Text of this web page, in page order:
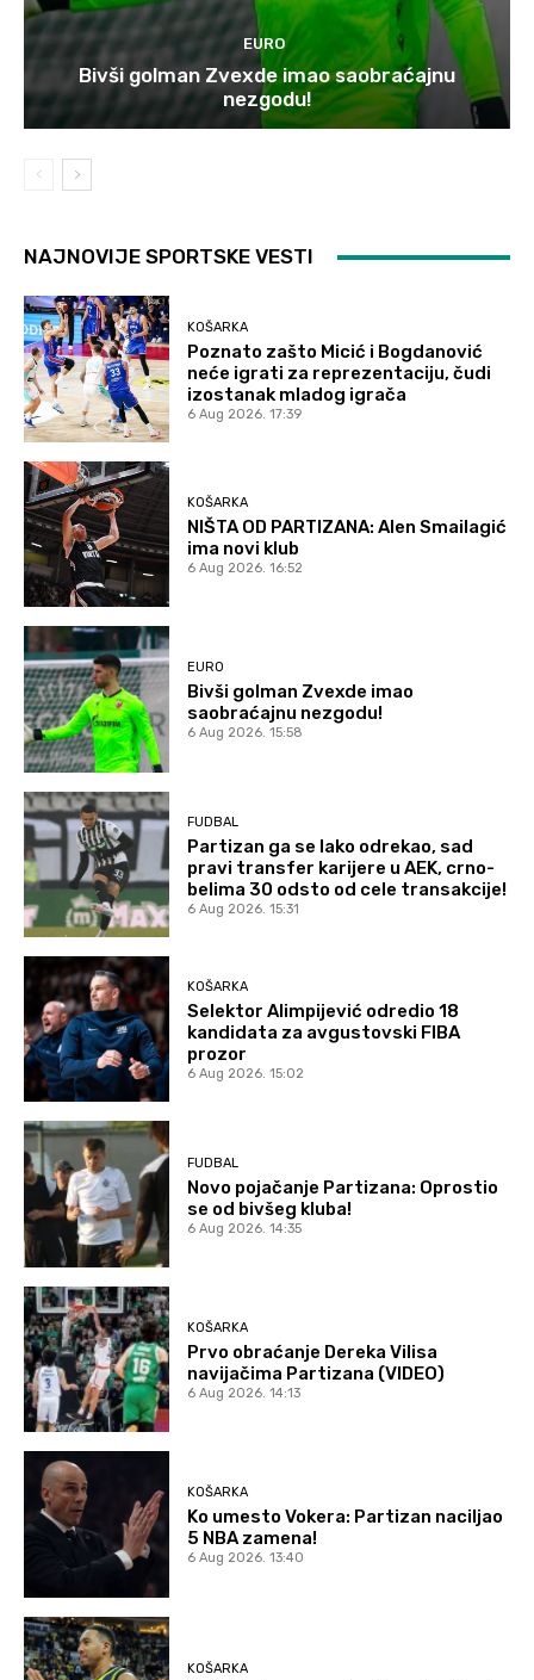
EURO
Bivši golman Zvexde imao saobraćajnu
nezgodu!
NAJNOVIJE SPORTSKE VESTI
KOŠARKA
Poznato zašto Micić i Bogdanović
neće igrati za reprezentaciju, čudi
izostanak mladog igrača
6 Aug 2026. 17:39
KOŠARKA
NIŠTA OD PARTIZANA: Alen Smailagić
ima novi klub
6 Aug 2026. 16:52
EURO
Bivši golman Zvexde imao
saobraćajnu nezgodu!
6 Aug 2026. 15:58
FUDBAL
Partizan ga se lako odrekao, sad
pravi transfer karijere u AEK, crno-
belima 30 odsto od cele transakcije!
6 Aug 2026. 15:31
KOŠARKA
Selektor Alimpijević odredio 18
kandidata za avgustovski FIBA
prozor
6 Aug 2026. 15:02
FUDBAL
Novo pojačanje Partizana: Oprostio
se od bivšeg kluba!
6 Aug 2026. 14:35
KOŠARKA
Prvo obraćanje Dereka Vilisa
navijačima Partizana (VIDEO)
6 Aug 2026. 14:13
KOŠARKA
Ko umesto Vokera: Partizan naciljao
5 NBA zamena!
6 Aug 2026. 13:40
KOŠARKA